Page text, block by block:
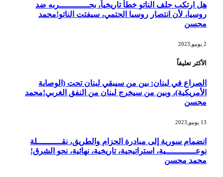
هل ارتكب حلف الناتو خطأً تاريخياً، بحــــــــــــربه ضد
روسيا، لأن انتصار روسيا الحتمي، سيفتت الناتو!محمد
محسن
الأكثر تعليقاً
الصراع في لبنان: بين من سيبقي لبنان تحت (الوصاية
الأمريكية)، وبين من سيخرج لبنان من النفق الغربي!محمد
محسن
13 يونيو,2023
انضمام سورية إلى مبادرة الحزام والطريق، نقــــــــــلة
نوعــــــــــــية، استراتيجية، تاريخية، نهائية، نحو الشرق!
محمد محسن